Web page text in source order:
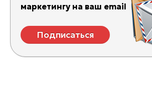
маркетингу на ваш email
Подписаться